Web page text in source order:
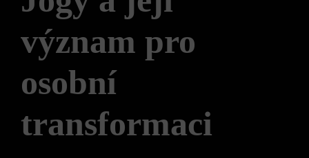
význam pro
osobní
transformaci